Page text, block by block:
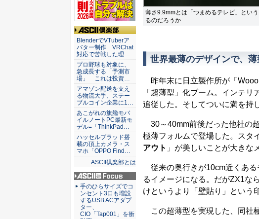
薄さ9.9mmとは「つまめるテレビ」とい
るのだろうか
世界最薄のデザインで、
昨年末に日立製作所が「
「超薄型」化ブーム。インテ
追従した。そしてついに満を持
30～40mm前後だった他社の
極薄フォルムで登場した。スタ
アウト 」が美しいことが大きな
従来の奥行きが10cm近くある
るイメージになる。だがZX1な
けというより「壁貼り」という
この超薄型を実現した、同社
ASCII倶楽部
BlenderでVTuberア
バター制作 VRChat
対応で苦戦した理…
プロ野球も対象に、
急成長する「予測市
場」 これは投資…
アマゾン配送を支え
る物流大手、ステー
ブルコイン企業に1…
あこがれの旗艦モバ
イルノートPC最新モ
デル=「ThinkPad…
ハッセルブラッド搭
載の頂上カメラ・ス
マホ「OPPO Find…
ASCII倶楽部とは
ASCII.jp Focus
手のひらサイズでコ
ンセント3口も増設
するUSB ACアダプ
ター、
CIO「Tap001」を衝